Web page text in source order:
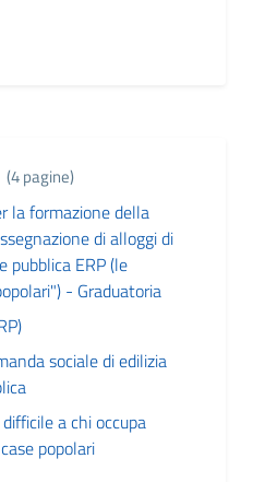
(4 pagine)
la formazione della
di alloggi di
pubblica ERP (le
- Graduatoria
sociale di edilizia
a chi occupa
popolari